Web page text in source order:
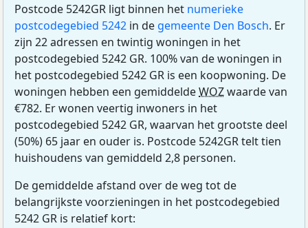
Postcode 5242GR ligt binnen het numerieke
postcodegebied 5242 in de gemeente Den Bosch. Er
zijn 22 adressen en twintig woningen in het
postcodegebied 5242 GR. 100% van de woningen in
het postcodegebied 5242 GR is een koopwoning. De
woningen hebben een gemiddeldeWOZwaarde van
€782. Er wonen veertig inwoners in het
postcodegebied 5242 GR, waarvan het grootste deel
(50%) 65 jaar en ouder is. Postcode 5242GR telt tien
huishoudens van gemiddeld 2,8 personen.
De gemiddelde afstand over de weg tot de
belangrijkste voorzieningen in het postcodegebied
5242 GR is relatief kort: